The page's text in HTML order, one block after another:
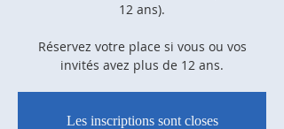
12 ans).
Réservez votre place si vous ou vos
invités avez plus de 12 ans.
Les inscriptions sont closes